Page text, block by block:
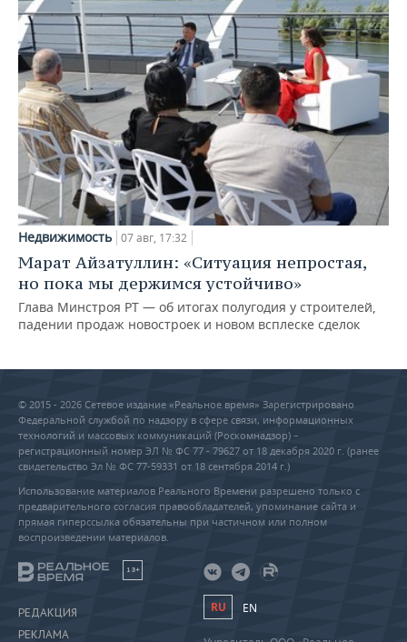
Недвижимость 07 авг, 17:32
Марат Айзатуллин: «Ситуация непростая,
но пока мы держимся устойчиво»
Глава Минстроя РТ — об итогах полугодия у строителей,
падении продаж новостроек и новом всплеске сделок
© 2015 - 2026 Сетевое издание «Реальное время» Зарегистрировано
Федеральной службой по надзору в сфере связи, информационных
технологий и массовых коммуникаций (Роскомнадзор) –
регистрационный номер ЭЛ № ФС 77 - 79627 от 18 декабря 2020 г. (ранее
свидетельство Эл № ФС 77-59331 от 18 сентября 2014 г.)
Использование материалов Реального Времени разрешено только с
предварительного согласия правообладателей, упоминание сайта и
прямая гиперссылка обязательны при частичном или полном
воспроизведении материалов.
18+
РЕДАКЦИЯ
РЕКЛАМА
RU EN